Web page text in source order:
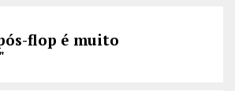
flop é muito